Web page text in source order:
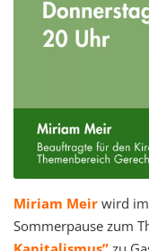
Miriam Meir wird
Sommerpause zum